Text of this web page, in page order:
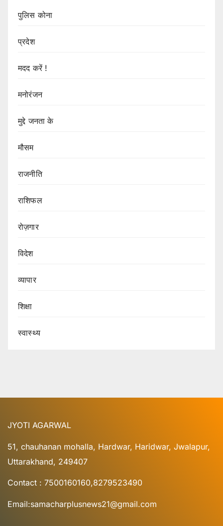
पुलिस कोना
प्रदेश
मदद करें !
मनोरंजन
मुद्दे जनता के
मौसम
राजनीति
राशिफल
रोज़गार
विदेश
व्यापार
शिक्षा
स्वास्थ्य
JYOTI AGARWAL
51, chauhanan mohalla, Hardwar, Haridwar, Jwalapur,
Uttarakhand, 249407
Contact : 7500160160,8279523490
Email:samacharplusnews21@gmail.com